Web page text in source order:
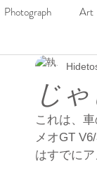
Photograph Art
VIGLOWA
じ
これは、
メオGT
はすでに